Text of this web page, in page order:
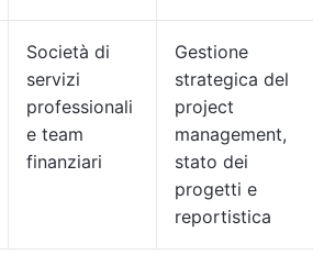
Società di
servizi
professionali
e team
finanziari
Gestione
strategica del
project
management,
stato dei
progetti e
reportistica